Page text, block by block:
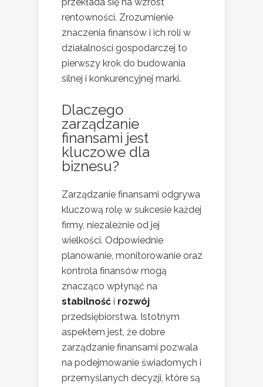
rentowności. Zrozumienie
znaczenia finansów i ich roli w
działalności gospodarczej to
pierwszy krok do budowania
silnej i konkurencyjnej marki.
Dlaczego
zarządzanie
finansami jest
kluczowe dla
biznesu?
Zarządzanie finansami odgrywa
kluczową rolę w sukcesie każdej
firmy, niezależnie od jej
wielkości. Odpowiednie
planowanie, monitorowanie oraz
kontrola finansów mogą
znacząco wpłynąć na
stabilność i rozwój
przedsiębiorstwa. Istotnym
aspektem jest, że dobre
zarządzanie finansami pozwala
na podejmowanie świadomych i
przemyślanych decyzji, które są